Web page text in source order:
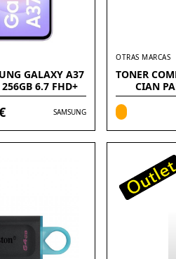
GALAXY A37
6.7 FHD+
SAMSUNG
OTRAS MARCAS
TONER
CIAN